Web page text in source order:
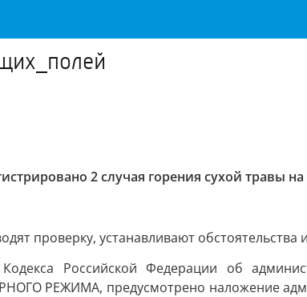
2 случая горения сухой травы
проверку, устанавливают обстоятельства
Российской Федерации об
РЕЖИМА, предусмотрено наложение